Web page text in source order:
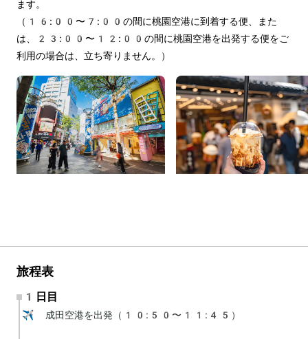
ます。
（16:00〜7:00の間に桃園空港に到着する便、また
は、23:00〜12:00の間に桃園空港を出発する便をご
利用の場合は、立ち寄りません。）
旅程表
1日目
✈️ 成田空港を出発（10:50〜11:45）